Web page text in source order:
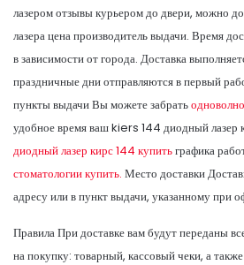
лазером отзывы курьером до двери, можно
лазера цена производитель выдачи. Время
в зависимости от города. Доставка
праздничные дни отправляются в первый
пункты выдачи Вы можете забрать
удобное время ваш kiers 144 диодный лазер
диодный лазер кирс 144 купитьграфика
стоматологии купить. Место доставки
адресу или в пункт выдачи, указанному при
Правила При доставке вам будут переданы
на покупку: товарный, кассовый чеки, а